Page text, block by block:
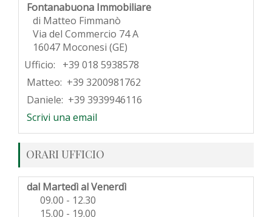
Fontanabuona Immobiliare
di Matteo Fimmanò
Via del Commercio 74 A
16047 Moconesi (GE)
Ufficio: +39 018 5938578
Matteo: +39 3200981762
Daniele: +39 3939946116
Scrivi una email
ORARI UFFICIO
dal Martedì al Venerdì
09.00 - 12.30
15.00 - 19.00